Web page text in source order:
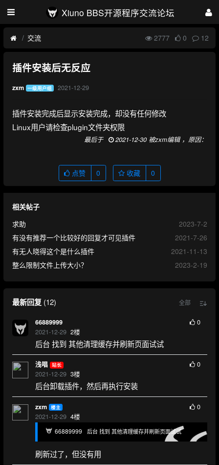
Xiuno BBS开源程序交流论坛
交流 2777 0 12
插件安装后无反应
zxm 一级用户组 2021-12-29
插件安装完成后显示安装完成，却没有任何修改
Linux用户请检查plugin文件夹权限
最后于 2021-12-30 被zxm编辑 ，原因：
点赞 0 收藏 0
相关帖子
求助
2023-7-2
有没有推荐一个比较好的回复才可见插件
2021-7-26
有无人晓得这个是什么插件
2021-11-13
整么限制文件上传大小？
2023-2-19
最新回复(12) 全部
66889999
2021-12-29 2楼
0
后台 找到 其他清理缓存并刷新页面试试
浅唱 站长
2021-12-29 3楼
0
后台卸载插件，然后再执行安装
zxm 楼主
2021-12-29 4楼
0
66889999 后台 找到 其他清理缓存并刷新页面试试
刷新过了，但没有用